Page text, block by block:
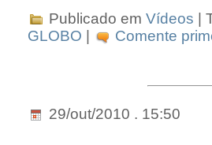
Publicado em Vídeos |
GLOBO
Comente
29/out/2010 . 15:50